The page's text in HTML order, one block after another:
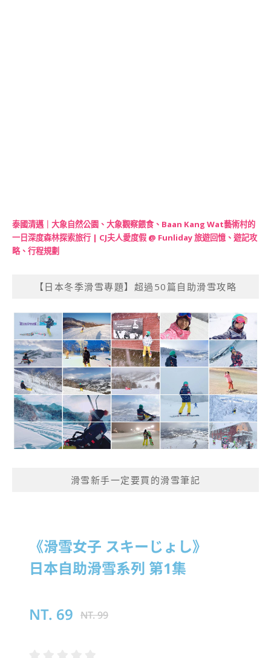
泰國清邁｜大象自然公園、大象觀察餵食、Baan Kang Wat藝術村的
一日深度森林探索旅行 | CJ夫人愛度假 @ Funliday 旅遊回憶、遊記攻
略、行程規劃
【日本冬季滑雪專題】超過50篇自助滑雪攻略
滑雪新手一定要買的滑雪筆記